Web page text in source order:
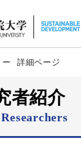
詳細ページ
者紹介
Researchers